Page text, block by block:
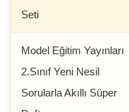
Seti
Model Eğitim Yayınları
2.Sınıf Yeni Nesil
Sorularla Akıllı Süper